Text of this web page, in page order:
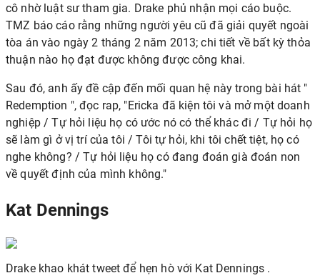
cô nhờ luật sư tham gia. Drake phủ nhận mọi cáo buộc.
TMZ báo cáo rằng những người yêu cũ đã giải quyết ngoài
tòa án vào ngày 2 tháng 2 năm 2013; chi tiết về bất kỳ thỏa
thuận nào họ đạt được không được công khai.
Sau đó, anh ấy đề cập đến mối quan hệ này trong bài hát "
Redemption ", đọc rap, "Ericka đã kiện tôi và mở một doanh
nghiệp / Tự hỏi liệu họ có ước nó có thể khác đi / Tự hỏi họ
sẽ làm gì ở vị trí của tôi / Tôi tự hỏi, khi tôi chết tiệt, họ có
nghe không? / Tự hỏi liệu họ có đang đoán già đoán non
về quyết định của mình không."
Kat Dennings
Drake khao khát tweet để hẹn hò với Kat Dennings .